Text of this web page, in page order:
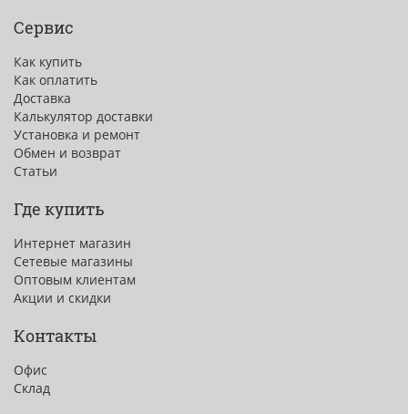
Сервис
Как купить
Как оплатить
Доставка
Калькулятор доставки
Установка и ремонт
Обмен и возврат
Статьи
Где купить
Интернет магазин
Сетевые магазины
Оптовым клиентам
Акции и скидки
Контакты
Офис
Склад